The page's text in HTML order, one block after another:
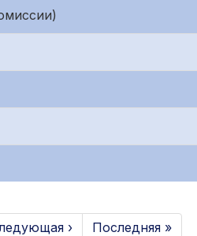
› Последняя »